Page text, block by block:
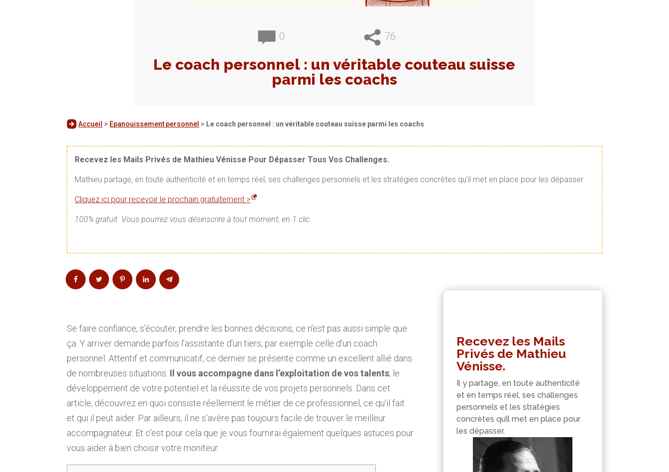
0 76
Le coach personnel : un véritable couteau suisse
parmi les coachs
Accueil > Epanouissement personnel > Le coach personnel : un véritable couteau suisse parmi les coachs
Recevez les Mails Privés de Mathieu Vénisse Pour Dépasser Tous Vos Challenges.
Mathieu partage, en toute authenticité et en temps réel, ses challenges personnels et les stratégies concrètes qu’il met en place pour les dépasser.
Cliquez ici pour recevoir le prochain gratuitement >
100% gratuit. Vous pourrez vous désinscrire à tout moment, en 1 clic.
Se faire confiance, s’écouter, prendre les bonnes décisions, ce n’est pas aussi simple que
ça. Y arriver demande parfois l’assistante d’un tiers, par exemple celle d’un coach
personnel. Attentif et communicatif, ce dernier se présente comme un excellent allié dans
de nombreuses situations. Il vous accompagne dans l’exploitation de vos talents, le
développement de votre potentiel et la réussite de vos projets personnels. Dans cet
article, découvrez en quoi consiste réellement le métier de ce professionnel, ce qu’il fait
et qui il peut aider. Par ailleurs, il ne s’avère pas toujours facile de trouver le meilleur
accompagnateur. Et c’est pour cela que je vous fournirai également quelques astuces pour
vous aider à bien choisir votre moniteur.
Recevez les Mails
Privés de Mathieu
Vénisse.
Il y partage, en toute authenticité
et en temps réel, ses challenges
personnels et les stratégies
concrètes qu’il met en place pour
les dépasser.